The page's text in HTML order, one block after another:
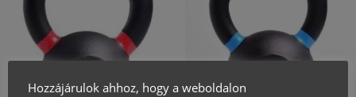
Hozzájárulok ahhoz, hogy a weboldalon